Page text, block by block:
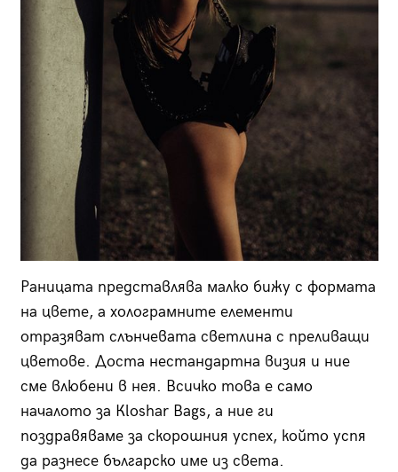
Раницата представлява малко бижу с формата
на цвете, а холограмните елементи
отразяват слънчевата светлина с преливащи
цветове. Доста нестандартна визия и ние
сме влюбени в нея. Всичко това е само
началото за Кloshar Bags, а ние ги
поздравяваме за скорошния успех, който успя
да разнесе българско име из света.